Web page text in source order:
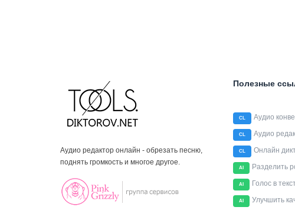
Аудио редактор онлайн - обрезать песню,
поднять громкость и многое другое.
Полезные
CL Аудио
CL Аудио
CL Онлайн
AI Разделить
AI Голос в
AI Улучшить